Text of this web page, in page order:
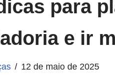
para
e ir
12 de maio de 2025